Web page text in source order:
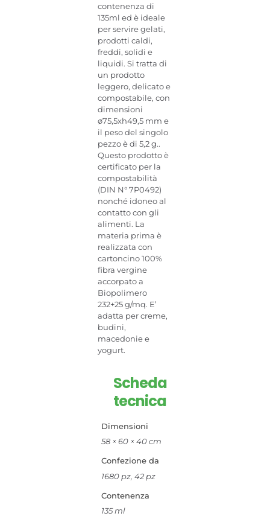
contenenza di
135ml ed è ideale
per servire gelati,
prodotti caldi,
freddi, solidi e
liquidi. Si tratta di
un prodotto
leggero, delicato e
compostabile, con
dimensioni
ø75,5xh49,5 mm e
il peso del singolo
pezzo è di 5,2 g..
Questo prodotto è
certificato per la
compostabilità
(DIN N° 7P0492)
nonché idoneo al
contatto con gli
alimenti. La
materia prima è
realizzata con
cartoncino 100%
fibra vergine
accorpato a
Biopolimero
232+25 g/mq. E’
adatta per creme,
budini,
macedonie e
yogurt.
Scheda
tecnica
Dimensioni
58 × 60 × 40 cm
Confezione da
1680 pz, 42 pz
Contenenza
135 ml